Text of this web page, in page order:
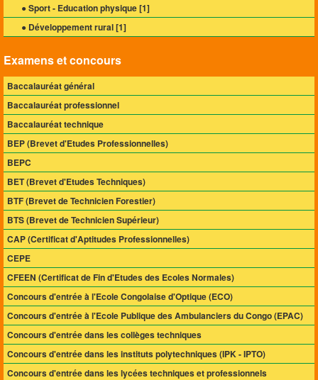
● Sport - Education physique [1]
● Développement rural [1]
Examens et concours
Baccalauréat général
Baccalauréat professionnel
Baccalauréat technique
BEP (Brevet d'Etudes Professionnelles)
BEPC
BET (Brevet d'Etudes Techniques)
BTF (Brevet de Technicien Forestier)
BTS (Brevet de Technicien Supérieur)
CAP (Certificat d'Aptitudes Professionnelles)
CEPE
CFEEN (Certificat de Fin d'Etudes des Ecoles Normales)
Concours d'entrée à l'Ecole Congolaise d'Optique (ECO)
Concours d'entrée à l'Ecole Publique des Ambulanciers du Congo (EPAC)
Concours d'entrée dans les collèges techniques
Concours d'entrée dans les instituts polytechniques (IPK - IPTO)
Concours d'entrée dans les lycées techniques et professionnels